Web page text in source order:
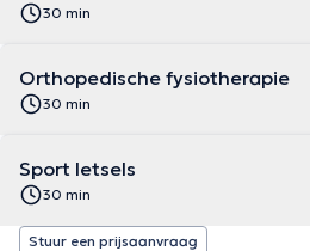
30 min
Orthopedische fysiotherapie
30 min
Sport letsels
30 min
Stuur een prijsaanvraag